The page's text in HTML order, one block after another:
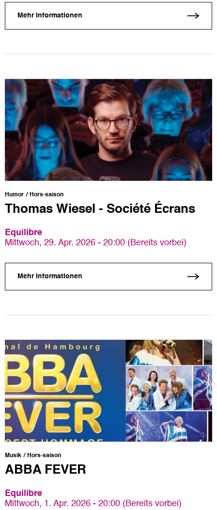
Mehr Informationen
Humor Hors-saison
Thomas Wiesel - Société Écrans
Equilibre
Mittwoch, 29. Apr. 2026 - 20:00 (Bereits vorbei)
Mehr Informationen
Musik Hors-saison
ABBA FEVER
Equilibre
Mittwoch, 1. Apr. 2026 - 20:00 (Bereits vorbei)